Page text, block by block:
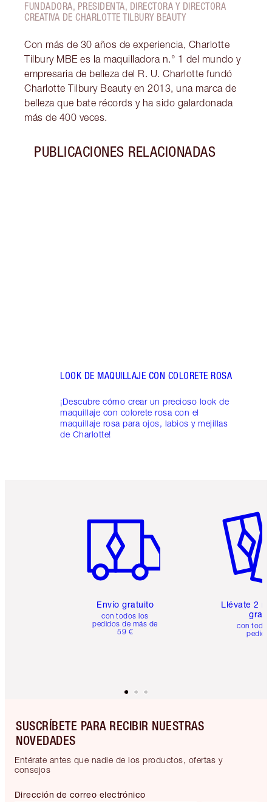
FUNDADORA, PRESIDENTA, DIRECTORA Y DIRECTORA
CREATIVA DE CHARLOTTE TILBURY BEAUTY
Con más de 30 años de experiencia, Charlotte
Tilbury MBE es la maquilladora n.° 1 del mundo y
empresaria de belleza del R. U. Charlotte fundó
Charlotte Tilbury Beauty en 2013, una marca de
belleza que bate récords y ha sido galardonada
más de 400 veces.
PUBLICACIONES RELACIONADAS
LOOK DE MAQUILLAJE CON COLORETE ROSA
¡Descubre cómo crear un precioso look de
maquillaje con colorete rosa con el
maquillaje rosa para ojos, labios y mejillas
de Charlotte!
Envío gratuito
con todos los
pedidos de más de
59 €
Llévate 2
gratis
con
SUSCRÍBETE PARA RECIBIR NUESTRAS
NOVEDADES
Entérate antes que nadie de los productos, ofertas y
consejos
Dirección de correo electrónico